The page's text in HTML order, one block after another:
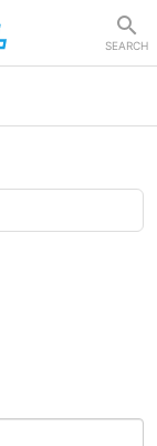
SEARCH